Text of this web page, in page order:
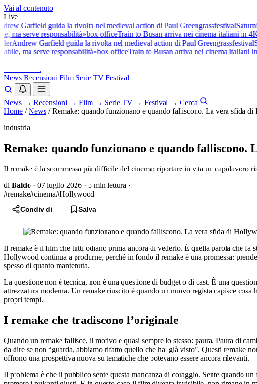
Vai al contenuto
Live
Garfield guida la rivolta nel medieval action di Paul GreengrassfestivalSaturnia
serve responsabilità»box officeTrain to Busan arriva nei cinema italiani in 4K:
Andrew Garfield guida la rivolta nel medieval action di Paul Greengrassfestival
ma serve responsabilità»box officeTrain to Busan arriva nei cinema italiani in
.
News Recensioni Film Serie TV Festival
News → Recensioni → Film → Serie TV → Festival → Cerca
Home / News / Remake: quando funzionano e quando falliscono. La vera sfida
industria
Remake: quando funzionano e quando falliscono.
Il remake è la scommessa più difficile del cinema: riportare in vita un capolavoro
di Baldo · 07 luglio 2026 · 3 min lettura ·
#remake#cinema#Hollywood
Condividi Salva
Il remake è il film che tutti odiano prima ancora di vederlo. È quella parola che
Hollywood continua a produrne, perché in fondo il remake è una promessa:
spesso di quanto mantenuta.
La questione non è tecnica, non è una questione di budget o di cast. È una
attrezzatura moderna. Un remake riuscito è quando un nuovo regista capisce
propri tempi.
I remake che tradiscono l’originale
Quando un remake fallisce, il motivo è quasi sempre lo stesso: paura. Paura di
da dire se non “guarda, abbiamo rifatto quello che hai già visto”. Questi remake
offrono una prospettiva nuova su tematiche che potevano essere ancora rilevanti.
Il problema è che il pubblico sente questa mancanza di coraggio. Sente quando